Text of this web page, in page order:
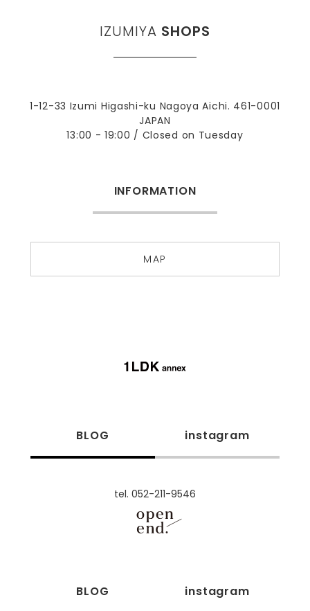
IZUMIYA SHOPS
1-12-33 Izumi Higashi-ku Nagoya Aichi. 461-0001
JAPAN
13:00 - 19:00 / Closed on Tuesday
INFORMATION
MAP
BLOG instagram
tel. 052-211-9546
BLOG instagram